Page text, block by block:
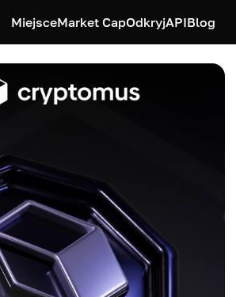
MiejsceMarket CapOdkryjAPIBlog